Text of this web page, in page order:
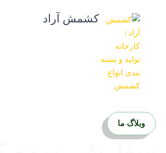
کشمش آراد
وبلاگ ما